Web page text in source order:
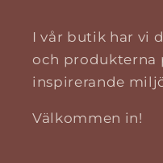
I vår butik har vi
och produkterna
inspirerande
Välkommen in!